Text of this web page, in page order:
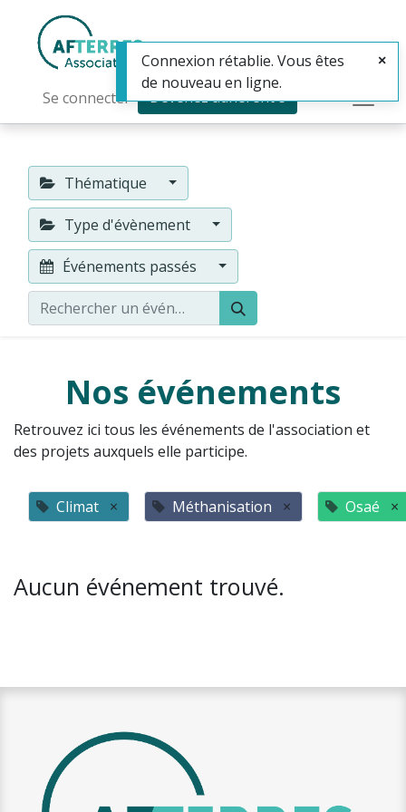
Se connecter Devenez adhérent·e
Thématique
Type d'évènement
Événements passés
Nos événements
Retrouvez ici tous les événements de l'association et
des projets auxquels elle participe.
Climat × Méthanisation × Osaé ×
Aucun événement trouvé.
Connexion rétablie. Vous êtes
de nouveau en ligne.